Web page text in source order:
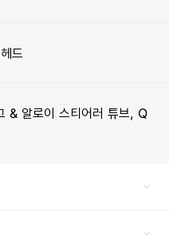
드
& 알로이 스티어러 튜브, Q